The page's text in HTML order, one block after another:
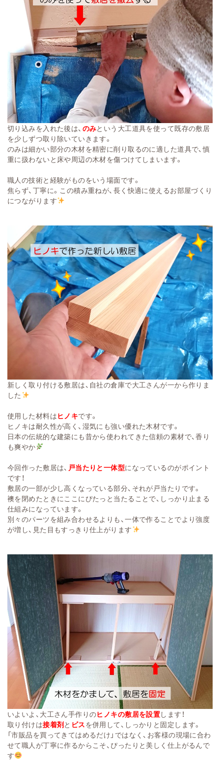
切り込みを入れた後は、 のみという大工道具を使って既存の敷居
を少しずつ取り除いていきます。
のみは細かい部分の木材を精密に削り取るのに適し た道具で、慎
重に扱わないと床や周辺の木材を傷つけてしまいます。
職人の技術と経験がものをいう場面です。
焦らず、丁寧に。この積み重ねが、長く快適に使えるお部屋づくり
につながります
新しく取り付ける敷居は、自社の倉庫で大工さんが一から作りま
した
使用した材料はヒノキです。
ヒノキは耐久性が高く、湿気にも強い優れた木材です。
日本の伝統的な建築にも昔から使われてきた信頼の素材で、香り
も爽やか
今回作った敷居は、 戸当たりと一体型になっているのがポイント
です！
敷居の一部が少し高くなっている部分、それが戸当たりです。
襖を閉めたときにここにぴたっと当たることで、しっかり止まる
仕組みになっています。
別々のパーツを組み合わせるよりも、一体で作ることでより強度
が増し、見た目もすっきり仕上がります
いよいよ、大工さん手作りのヒノキの敷居を設置します！
取り付けは接着剤と ビスを併用して、しっかりと固定します。
「市販品を買ってきてはめるだけ」ではなく、お客様の現場に合わ
せて職人が丁寧に作るからこそ、ぴったりと美しく仕上がるんで
す